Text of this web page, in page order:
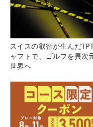
スイスの叡智が生んだ
ャフトで、ゴルフを異次
世界へ